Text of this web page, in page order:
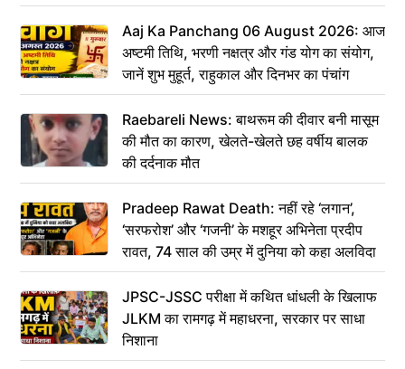
Aaj Ka Panchang 06 August 2026: आज
अष्टमी तिथि, भरणी नक्षत्र और गंड योग का संयोग,
जानें शुभ मुहूर्त, राहुकाल और दिनभर का पंचांग
Raebareli News: बाथरूम की दीवार बनी मासूम
की मौत का कारण, खेलते-खेलते छह वर्षीय बालक
की दर्दनाक मौत
Pradeep Rawat Death: नहीं रहे ‘लगान’,
‘सरफरोश’ और ‘गजनी’ के मशहूर अभिनेता प्रदीप
रावत, 74 साल की उम्र में दुनिया को कहा अलविदा
JPSC-JSSC परीक्षा में कथित धांधली के खिलाफ
JLKM का रामगढ़ में महाधरना, सरकार पर साधा
निशाना